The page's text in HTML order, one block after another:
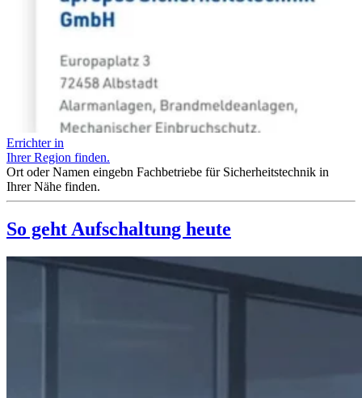
Errichter in
Ihrer Region finden.
Ort oder Namen eingebn Fachbetriebe für Sicherheitstechnik in
Ihrer Nähe finden.
So geht Aufschaltung heute